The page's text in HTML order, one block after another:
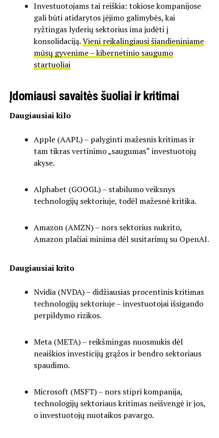
Investuotojams tai reiškia: tokiose kompanijose
gali būti atidarytos įėjimo galimybės, kai
ryžtingas lyderių sektorius ima judėti į
konsolidaciją.Vieni reikalingiausi šiandieniniame
mūsų gyvenime – kibernetinio saugumo
startuoliai
Įdomiausi savaitės šuoliai ir kritimai
Daugiausiai kilo
Apple (AAPL) – palyginti mažesnis kritimas ir
tam tikras vertinimo „saugumas“ investuotojų
akyse.
Alphabet (GOOGL) – stabilumo veiksnys
technologijų sektoriuje, todėl mažesnė kritika.
Amazon (AMZN) – nors sektorius nukrito,
Amazon plačiai minima dėl susitarimų su OpenAI.
Daugiausiai krito
Nvidia (NVDA) – didžiausias procentinis kritimas
technologijų sektoriuje – investuotojai išsigando
perpildymo rizikos.
Meta (META) – reikšmingas nuosmukis dėl
neaiškios investicijų grąžos ir bendro sektoriaus
spaudimo.
Microsoft (MSFT) – nors stipri kompanija,
technologijų sektoriaus kritimas neišvengė ir jos,
o investuotojų nuotaikos pavargo.